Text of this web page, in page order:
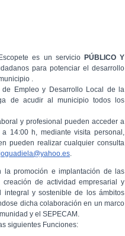
es un servicio PÚBLICO Y
para potenciar el desarrollo
.
Empleo y Desarrollo Local de la
de acudir al municipio todos los
y profesional pueden acceder a
14:00 h, mediante visita personal,
pueden realizar cualquier consulta
.
la promoción e implantación de las
de actividad empresarial y
integral y sostenible de los ámbitos
dicha colaboración en un marco
y el SEPECAM.
siguientes Funciones: